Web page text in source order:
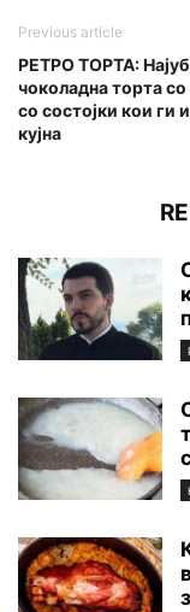
Previous article
РЕТРО ТОРТА:
чоколадна торта
со состојки кои ги
кујна